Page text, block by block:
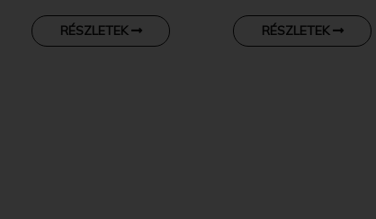
RÉSZLETEK RÉSZLETEK